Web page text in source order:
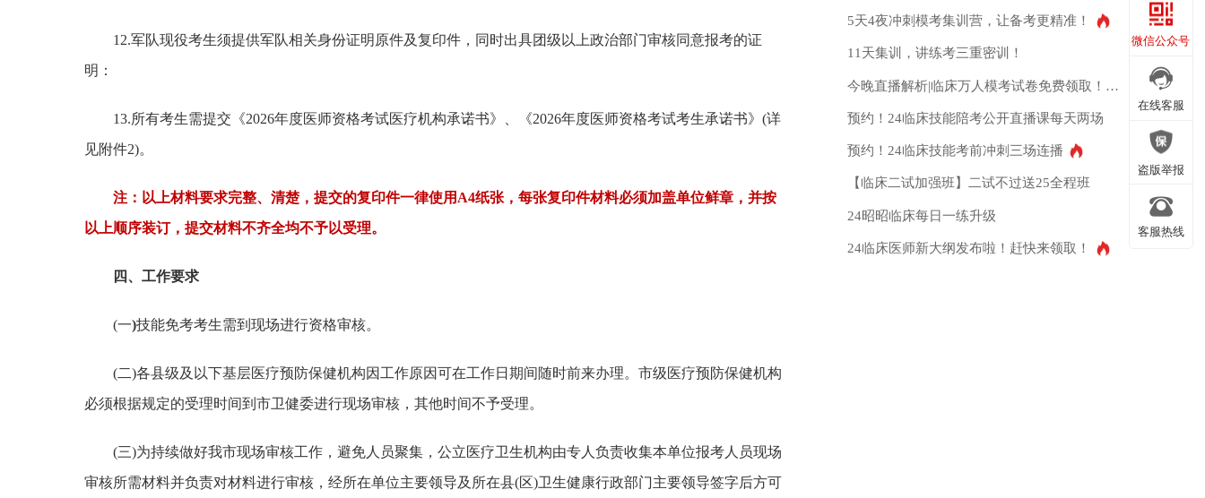
12.军队现役考生须提供军队相关身份证明原件及复印件，同时出具团级以上政治部门审核同意报考的证
明：
13.所有考生需提交《2026年度医师资格考试医疗机构承诺书》、《2026年度医师资格考试考生承诺书》(详
见附件2)。
注：以上材料要求完整、清楚，提交的复印件一律使用A4纸张，每张复印件材料必须加盖单位鲜章，并按
以上顺序装订，提交材料不齐全均不予以受理。
四、工作要求
(一)技能免考考生需到现场进行资格审核。
(二)各县级及以下基层医疗预防保健机构因工作原因可在工作日期间随时前来办理。市级医疗预防保健机构
必须根据规定的受理时间到市卫健委进行现场审核，其他时间不予受理。
(三)为持续做好我市现场审核工作，避免人员聚集，公立医疗卫生机构由专人负责收集本单位报考人员现场
审核所需材料并负责对材料进行审核，经所在单位主要领导及所在县(区)卫生健康行政部门主要领导签字后方可
5天4夜冲刺模考集训营，让备考更精准！
11天集训，讲练考三重密训！
今晚直播解析|临床万人模考试卷免费领取！测出你的真实水平！
预约！24临床技能陪考公开直播课每天两场
预约！24临床技能考前冲刺三场连播
【临床二试加强班】二试不过送25全程班
24昭昭临床每日一练升级
24临床医师新大纲发布啦！赶快来领取！
昭昭APP
微信公众号
微信公众号
在线客服
在线客服
盗版举报
盗版举报
客服热线